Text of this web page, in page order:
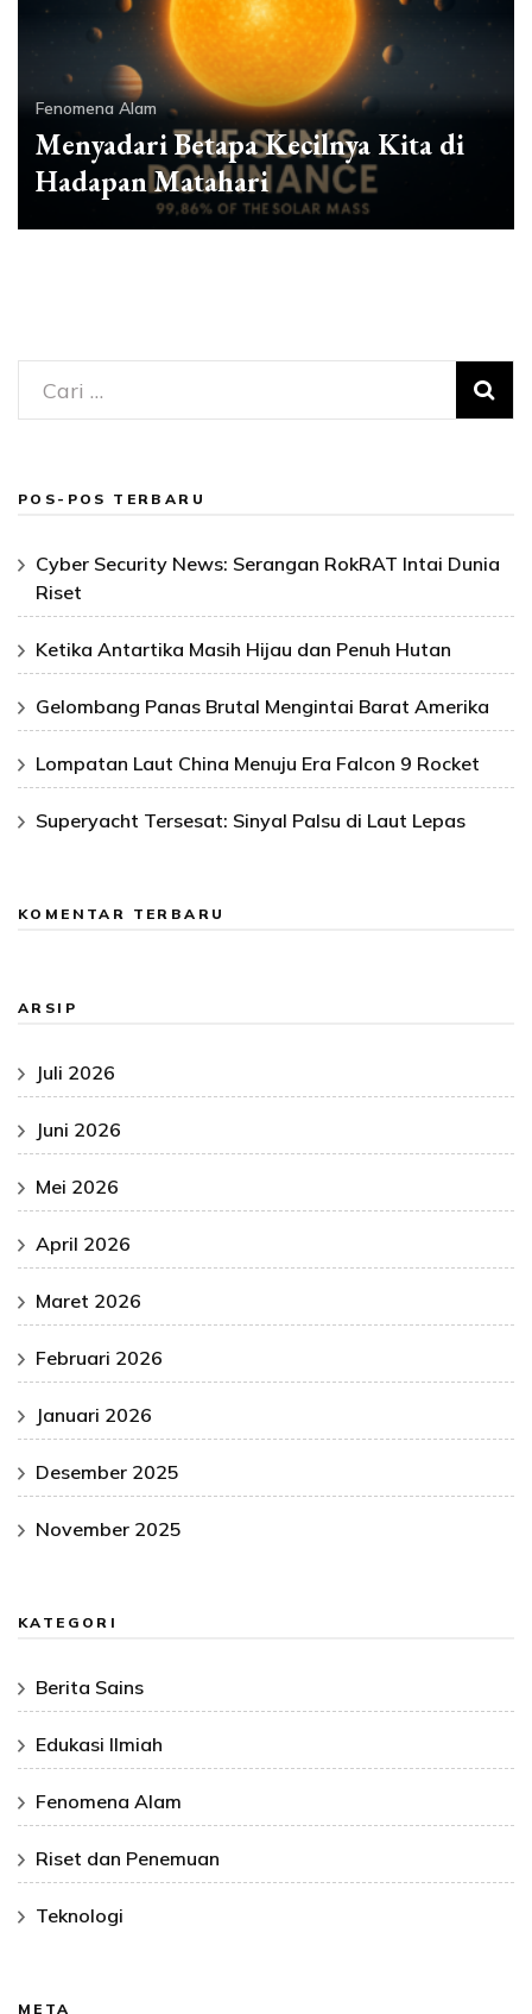
Fenomena Alam
Menyadari Betapa Kecilnya Kita di
Hadapan Matahari
Cari
untuk:
POS-POS TERBARU
Cyber Security News: Serangan RokRAT Intai Dunia
Riset
Ketika Antartika Masih Hijau dan Penuh Hutan
Gelombang Panas Brutal Mengintai Barat Amerika
Lompatan Laut China Menuju Era Falcon 9 Rocket
Superyacht Tersesat: Sinyal Palsu di Laut Lepas
KOMENTAR TERBARU
ARSIP
Juli 2026
Juni 2026
Mei 2026
April 2026
Maret 2026
Februari 2026
Januari 2026
Desember 2025
November 2025
KATEGORI
Berita Sains
Edukasi Ilmiah
Fenomena Alam
Riset dan Penemuan
Teknologi
META